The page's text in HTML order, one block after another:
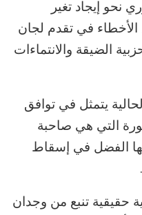
نحو إيجاد تغير
في تقدم لجان
الضيقة والانتماءات
يتمثل في توافق
التي هي صاحبة
التراكمي منذ 1989 ولها الفضل في إسقاط
حقيقية تنبع من وجدان